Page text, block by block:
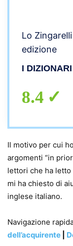
Lo
edizione
I
8.4
Il motivo per cui
argomenti “in
lettori che ha
mi ha chiesto di
inglese italiano.
Navigazione
dell’acquirente